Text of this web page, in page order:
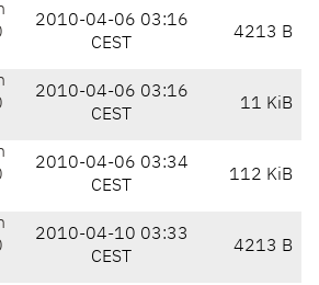
2010-04-06 03:16
CEST
4213 B
2010-04-06 03:16
CEST
11 KiB
2010-04-06 03:34
CEST
112 KiB
2010-04-10 03:33
CEST
4213 B